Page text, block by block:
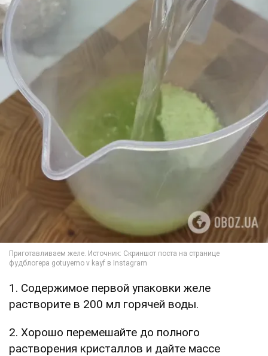
1. Содержимое первой упаковки желе
растворите в 200 мл горячей воды.
2. Хорошо перемешайте до полного
растворения кристаллов и дайте массе